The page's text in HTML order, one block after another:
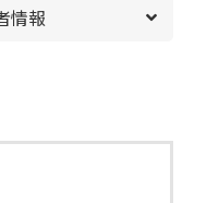
情報